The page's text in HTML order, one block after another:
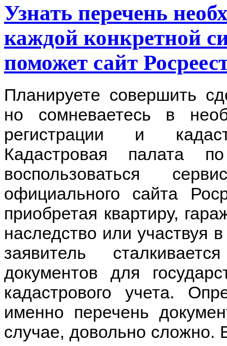
Узнать перечень
каждой конкретной
поможет сайт
Планируете совершить
но сомневаетесь в
регистрации и
Кадастровая палата
воспользоваться
официального сайта
приобретая квартиру,
наследство или участвуя
заявитель
документов для
кадастрового учета.
именно перечень
случае, довольно сложно.